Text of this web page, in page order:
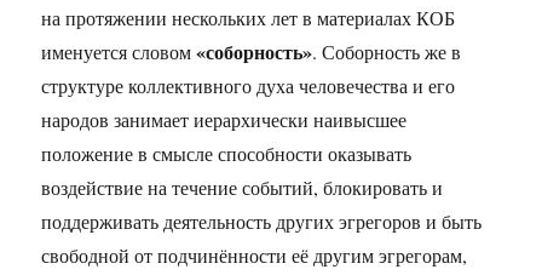
на протяжении нескольких лет в материалах КОБ
именуется словом«соборность». Соборность же в
структуре коллективного духа человечества и его
народов занимает иерархически наивысшее
положение в смысле способности оказывать
воздействие на течение событий, блокировать и
поддерживать деятельность других эгрегоров и быть
свободной от подчинённости её другим эгрегорам,